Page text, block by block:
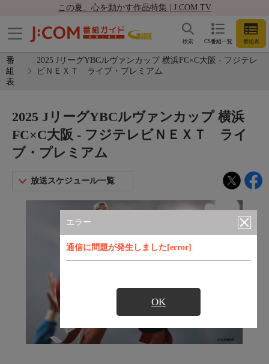
この夏、心を動かす作品特集 | J:COM TV
CS番組一覧 番組表
検索
番
組
表
2025 JリーグYBCルヴァンカップ 横浜FC×C大阪 - フジテレ
ビＮＥＸＴ ライブ・プレミアム
エラー
通信に問題が発生しました[error]
OK
2025 JリーグYBCルヴァンカップ 横浜
FC×C大阪 - フジテレビＮＥＸＴ ライ
ブ・プレミアム
放送スケジュール一覧